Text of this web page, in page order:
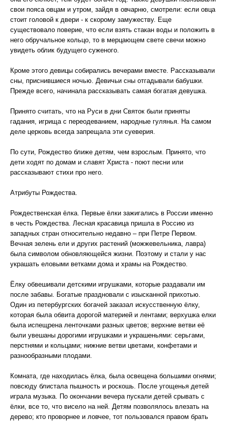
свои пояса овцам и утром, зайдя в овчарню, смотрели: если овца
стоит головой к двери - к скорому замужеству. Еще
существовало поверие, что если взять стакан воды и положить в
него обручальное кольцо, то в мерцающем свете свечи можно
увидеть облик будущего суженого.
Кроме этого девицы собирались вечерами вместе. Рассказывали
сны, приснившиеся ночью. Девичьи сны отгадывали бабушки.
Прежде всего, начинала рассказывать самая богатая девушка.
Принято считать, что на Руси в дни Святок были приняты
гадания, игрища с переодеванием, народные гулянья. На самом
деле церковь всегда запрещала эти суеверия.
По сути, Рождество ближе детям, чем взрослым. Принято, что
дети ходят по домам и славят Христа - поют песни или
рассказывают стихи про него.
Атрибуты Рождества.
Рождественская ёлка. Первые ёлки зажигались в России именно
в честь Рождества. Лесная красавица пришла в Россию из
западных стран относительно недавно – при Петре Первом.
Вечная зелень ели и других растений (можжевельника, лавра)
была символом обновляющейся жизни. Поэтому и стали у нас
украшать еловыми ветками дома и храмы на Рождество.
Ёлку обвешивали детскими игрушками, которые раздавали им
после забавы. Богатые праздновали с изысканной прихотью.
Один из петербургских богачей заказал искусственную ёлку,
которая была обвита дорогой материей и лентами; верхушка елки
была испещрена ленточками разных цветов; верхние ветви её
были увешаны дорогими игрушками и украшеньями: серьгами,
перстнями и кольцами; нижние ветви цветами, конфетами и
разнообразными плодами.
Комната, где находилась ёлка, была освещена большими огнями;
повсюду блистала пышность и роскошь. После угощенья детей
играла музыка. По окончании вечера пускали детей срывать с
ёлки, все то, что висело на ней. Детям позволялось влезать на
дерево; кто проворнее и ловчее, тот пользовался правом брать